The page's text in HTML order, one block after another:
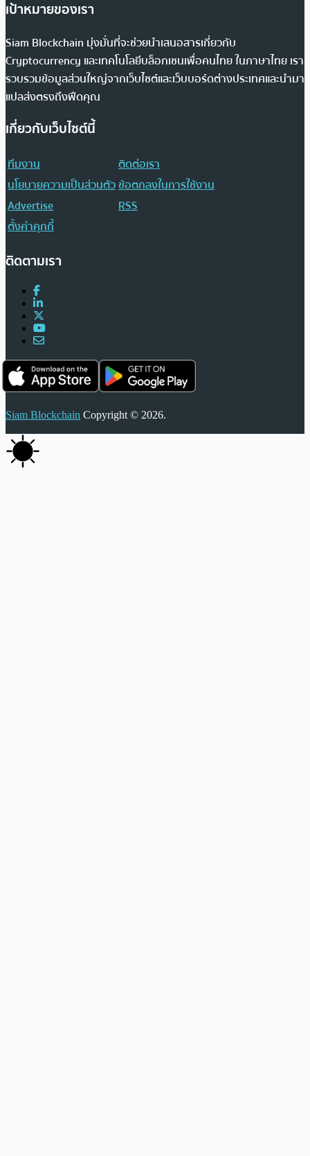
เป้าหมายของเรา
Siam Blockchain มุ่งมั่นที่จะช่วยนำเสนอสารเกี่ยวกับ
Cryptocurrency และเทคโนโลยีบล็อกเชนเพื่อคนไทย ในภาษาไทย เรา
รวบรวมข้อมูลส่วนใหญ่จากเว็บไซต์และเว็บบอร์ดต่างประเทศและนำมา
แปลส่งตรงถึงฟีดคุณ
เกี่ยวกับเว็บไซต์นี้
ทีมงาน
ติดต่อเรา
นโยบายความเป็นส่วนตัวข้อตกลงในการใช้งาน
Advertise
RSS
ตั้งค่าคุกกี้
ติดตามเรา
Siam Blockchain Copyright © 2026.